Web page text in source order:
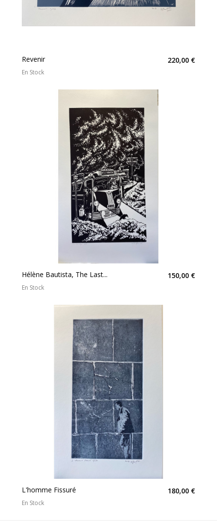
Revenir 220,00 €
En Stock
Hélène Bautista, The Last... 150,00 €
En Stock
L'homme Fissuré 180,00 €
En Stock